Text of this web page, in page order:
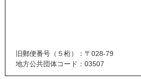
旧郵便番号（５桁）：〒028-79
地方公共団体コード：03507